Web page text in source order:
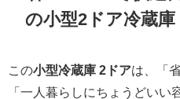
の小型2ドア冷蔵庫
この小型冷蔵庫 2ドアは、「
「一人暮らしにちょうどいい